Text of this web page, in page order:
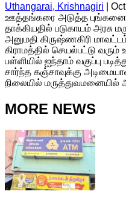
Uthangarai, Krishnagiri
ஊத்தங்கரை அடுத்த
தாக்கியதில் படுகாயம் அரசு
அனுமதி கிருஷ்ணகிரி
கிராமத்தில் செயல்பட்டு
பள்ளியில் ஐந்தாம் வகுப்பு
சார்ந்த கஞ்சாவுக்கு
நிலையில் மருத்துவமனையில்
MORE NEWS